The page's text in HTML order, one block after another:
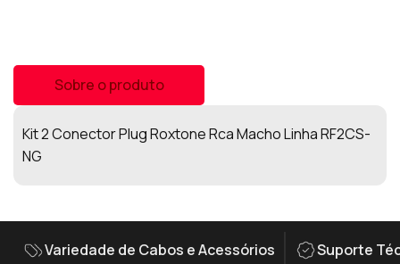
Sobre o produto
Kit 2 Conector Plug Roxtone Rca Macho Linha RF2CS-
NG
Variedade de Cabos e Acessórios Suporte